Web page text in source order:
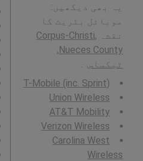
یہ بھی دیکھیں:
موبائل بٹریٹ کا
نقشہ Corpus-Christi,
Nueces County,
ٹیکساس۔
T-Mobile (inc. Sprint)
Union Wireless
AT&T Mobility
Verizon Wireless
Carolina West
Wireless